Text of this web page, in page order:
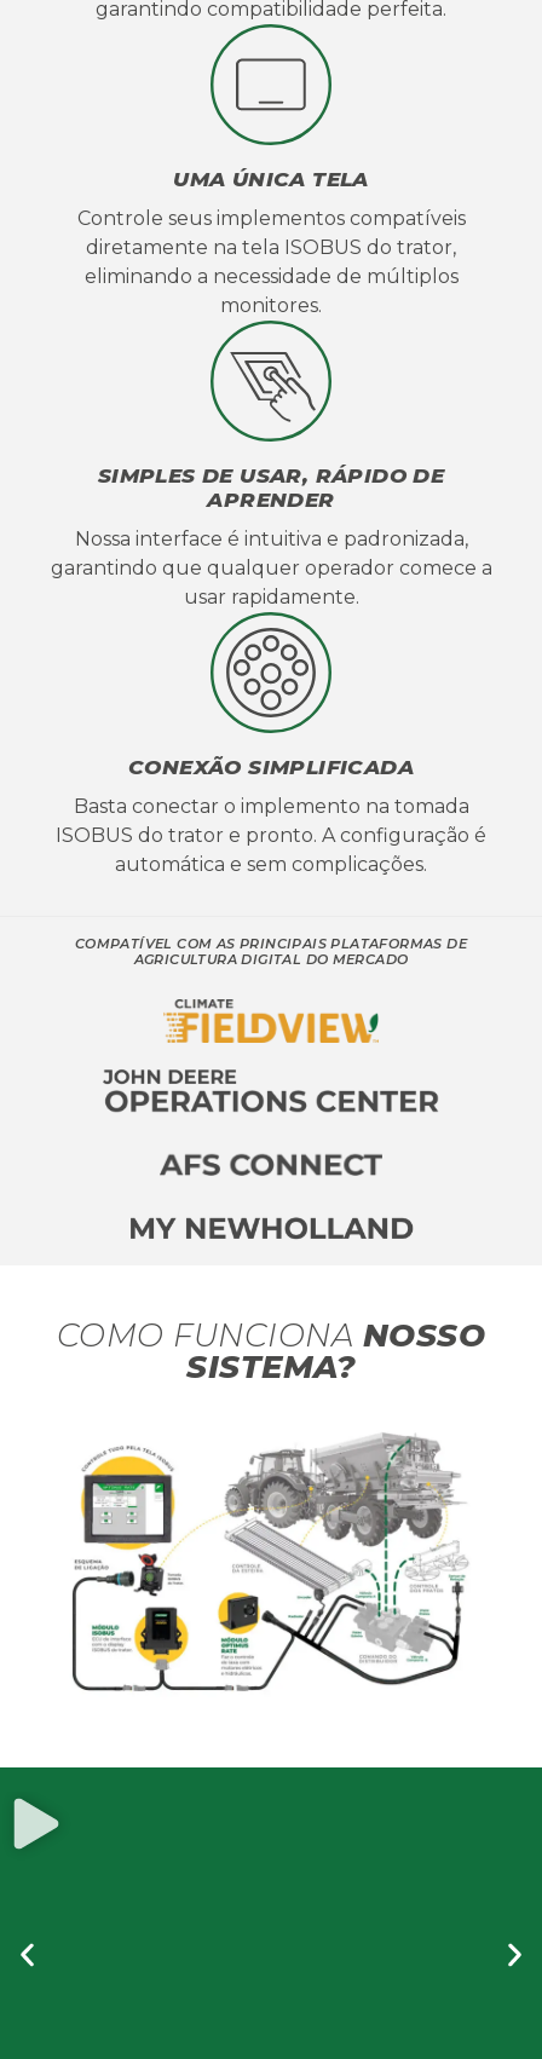
garantindo compatibilidade perfeita.
UMA ÚNICA TELA
Controle seus implementos compatíveis
diretamente na tela ISOBUS do trator,
eliminando a necessidade de múltiplos
monitores.
SIMPLES DE USAR, RÁPIDO DE
APRENDER
Nossa interface é intuitiva e padronizada,
garantindo que qualquer operador comece a
usar rapidamente.
CONEXÃO SIMPLIFICADA
Basta conectar o implemento na tomada
ISOBUS do trator e pronto. A configuração é
automática e sem complicações.
COMPATÍVEL COM AS PRINCIPAIS PLATAFORMAS DE
AGRICULTURA DIGITAL DO MERCADO
COMO FUNCIONA NOSSO
SISTEMA?